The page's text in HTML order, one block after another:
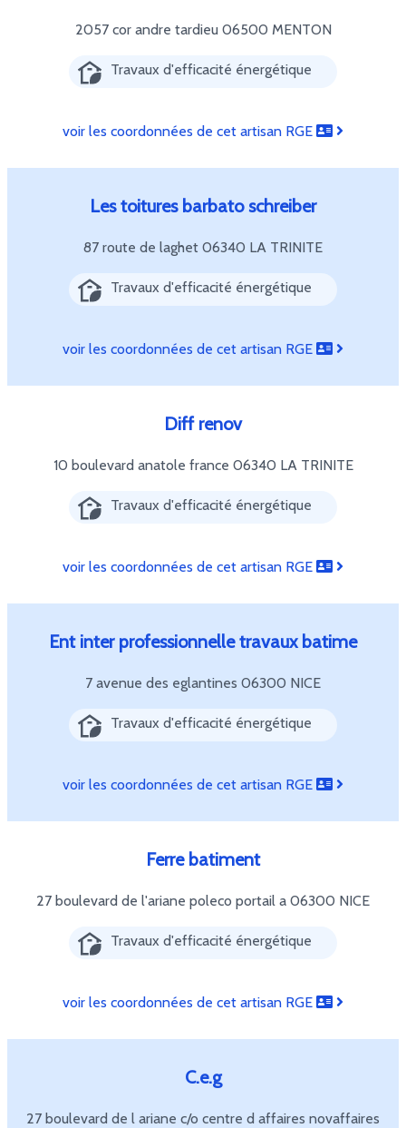
2057 cor andre tardieu 06500 MENTON
Travaux d'efficacité énergétique
voir les coordonnées de cet artisan RGE
Les toitures barbato schreiber
87 route de laghet 06340 LA TRINITE
Travaux d'efficacité énergétique
voir les coordonnées de cet artisan RGE
Diff renov
10 boulevard anatole france 06340 LA TRINITE
Travaux d'efficacité énergétique
voir les coordonnées de cet artisan RGE
Ent inter professionnelle travaux batime
7 avenue des eglantines 06300 NICE
Travaux d'efficacité énergétique
voir les coordonnées de cet artisan RGE
Ferre batiment
27 boulevard de l'ariane poleco portail a 06300 NICE
Travaux d'efficacité énergétique
voir les coordonnées de cet artisan RGE
C.e.g
27 boulevard de l ariane c/o centre d affaires novaffaires